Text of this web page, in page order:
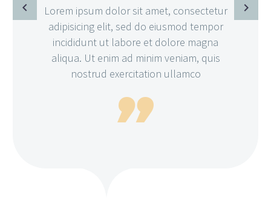
Lorem ipsum dolor sit amet, consectetur
adipisicing elit, sed do eiusmod tempor
incididunt ut labore et dolore magna
aliqua. Ut enim ad minim veniam, quis
nostrud exercitation ullamco